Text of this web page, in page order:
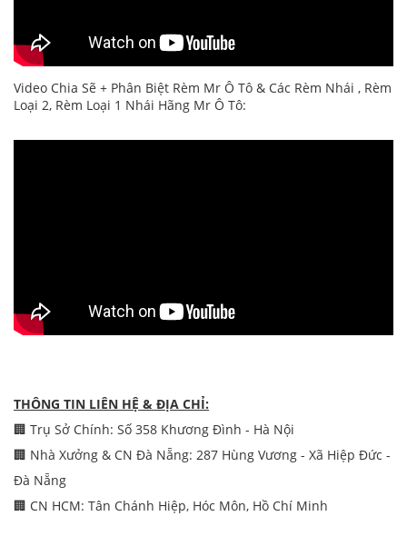
Video Chia Sẽ + Phân Biệt Rèm Mr Ô Tô & Các Rèm Nhái , Rèm
Loại 2, Rèm Loại 1 Nhái Hãng Mr Ô Tô:
THÔNG TIN LIÊN HỆ & ĐỊA CHỈ:
🏢 Trụ Sở Chính: Số 358 Khương Đình - Hà Nội
🏢 Nhà Xưởng & CN Đà Nẵng: 287 Hùng Vương - Xã Hiệp Đức -
Đà Nẵng
🏢 CN HCM: Tân Chánh Hiệp, Hóc Môn, Hồ Chí Minh